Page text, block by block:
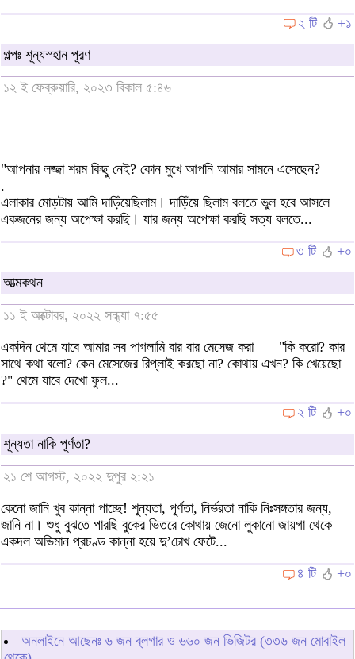
২ টি
+১
গল্পঃ শূন্যস্হান পূরণ
১২ ই ফেব্রুয়ারি, ২০২৩ বিকাল ৫:৪৬
"আপনার লজ্জা শরম কিছু নেই? কোন মুখে আপনি আমার সামনে এসেছেন?
.
এলাকার মোড়টায় আমি দাড়িঁয়েছিলাম। দাড়িঁয়ে ছিলাম বলতে ভুল হবে আসলে
একজনের জন্য অপেক্ষা করছি। যার জন্য অপেক্ষা করছি সত্য বলতে...
৩ টি
+০
আত্মকথন
১১ ই অক্টোবর, ২০২২ সন্ধ্যা ৭:৫৫
একদিন থেমে যাবে আমার সব পাগলামি বার বার মেসেজ করা___ "কি করো? কার
সাথে কথা বলো? কেন মেসেজের রিপ্লাই করছো না? কোথায় এখন? কি খেয়েছো
?" থেমে যাবে দেখো ফুল...
২ টি
+০
শূন্যতা নাকি পূর্ণতা?
২১ শে আগস্ট, ২০২২ দুপুর ২:২১
কেনো জানি খুব কান্না পাচ্ছে! শূন্যতা, পূর্ণতা, নির্ভরতা নাকি নিঃসঙ্গতার জন্য,
জানি না। শুধু বুঝতে পারছি বুকের ভিতরে কোথায় জেনো লুকানো জায়গা থেকে
একদল অভিমান প্রচণ্ড কান্না হয়ে দু’চোখ ফেটে...
৪ টি
+০
অনলাইনে আছেনঃ ৬ জন ব্লগার ও ৬৬০ জন ভিজিটর (৩৩৬ জন মোবাইল